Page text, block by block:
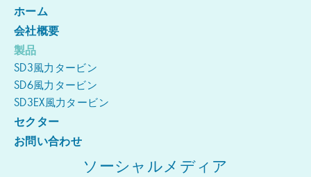
ホーム
会社概要
製品
SD3風力タービン
SD6風力タービン
SD3EX風力タービン
セクター
お問い合わせ
ソーシャルメディア